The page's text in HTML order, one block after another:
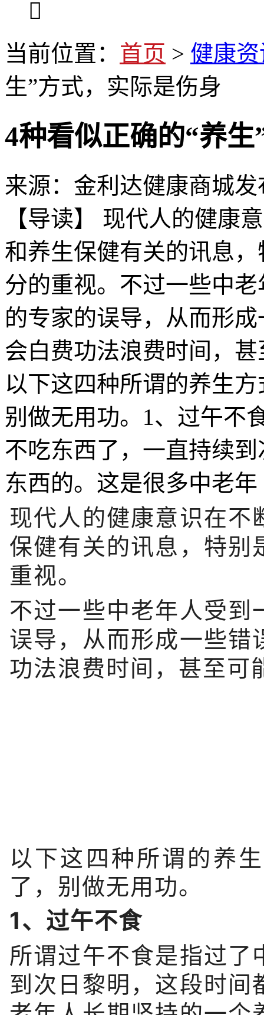

当前位置： 首页 > 健康
生”方式，实际是伤身
4种看似正确的“养
来源： 金利达健康商城发
【导读】 现代人的健康
和养生保健有关的讯息
分的重视。不过一些中
的专家的误导，从而形
会白费功法浪费时间，
以下这四种所谓的养生
别做无用功。1、过午不
不吃东西了，一直持续
东西的。这是很多中老年
现代人的健康意识在不
保健有关的讯息，特别
重视。
不过一些中老年人受到
误导，从而形成一些错
功法浪费时间，甚至可
以下这四种所谓的养
了，别做无用功。
1、 过午不食
所谓过午不食是指过了
到次日黎明，这段时间